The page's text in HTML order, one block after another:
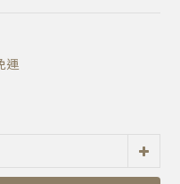
運